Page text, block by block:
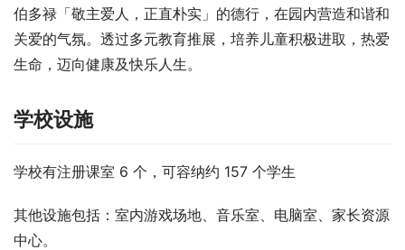
伯多禄「敬主爱人，正直朴实」的德行，在园内营造和谐和
关爱的气氛。透过多元教育推展，培养儿童积极进取，热爱
生命，迈向健康及快乐人生。
学校设施
学校有注册课室 6 个，可容纳约 157 个学生
其他设施包括：室内游戏场地、音乐室、电脑室、家长资源
中心。